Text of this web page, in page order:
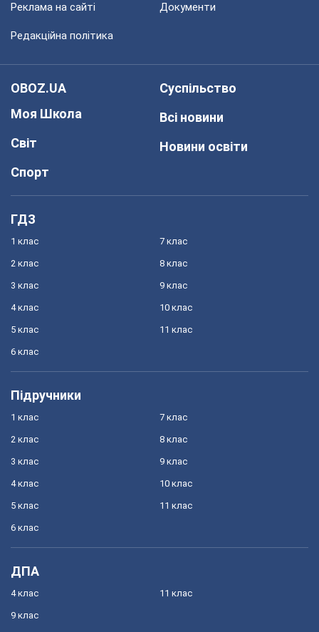
Реклама на сайті Документи
Редакційна політика
OBOZ.UA
Моя Школа
Світ
Спорт
Суспільство
Всі новини
Новини освіти
ГДЗ
1 клас
2 клас
3 клас
4 клас
5 клас
6 клас
7 клас
8 клас
9 клас
10 клас
11 клас
Підручники
1 клас
2 клас
3 клас
4 клас
5 клас
6 клас
7 клас
8 клас
9 клас
10 клас
11 клас
ДПА
4 клас
9 клас
11 клас